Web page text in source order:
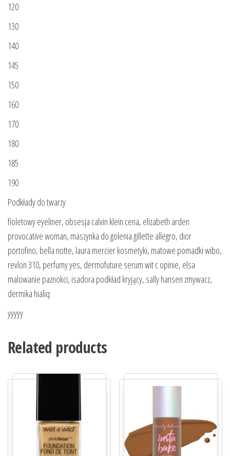
120
130
140
145
150
160
170
180
185
190
Podkłady do twarzy
fioletowy eyeliner, obsesja calvin klein cena, elizabeth arden
provocative woman, maszynka do golenia gillette allegro, dior
portofino, bella notte, laura mercier kosmetyki, matowe pomadki wibo,
revlon 310, perfumy yes, dermofuture serum wit c opinie, elsa
malowanie paznokci, isadora podkład kryjący, sally hansen zmywacz,
dermika hialiq
yyyyy
Related products